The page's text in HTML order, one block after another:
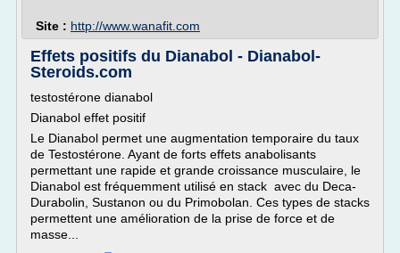
Site : http://www.wanafit.com
Effets positifs du Dianabol - Dianabol-
Steroids.com
testostérone dianabol
Dianabol effet positif
Le Dianabol permet une augmentation temporaire du taux
de Testostérone. Ayant de forts effets anabolisants
permettant une rapide et grande croissance musculaire, le
Dianabol est fréquemment utilisé en stack avec du Deca-
Durabolin, Sustanon ou du Primobolan. Ces types de stacks
permettent une amélioration de la prise de force et de
masse...